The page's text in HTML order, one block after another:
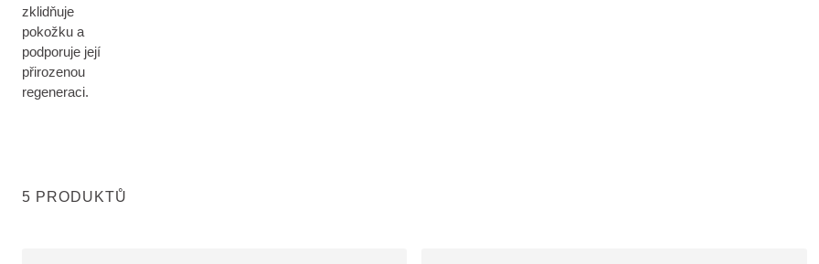
zklidňuje
pokožku a
podporuje její
přirozenou
regeneraci.
5 PRODUKTŮ